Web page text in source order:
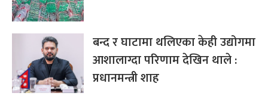
बन्द र घाटामा थलिएका केही उद्योगमा
आशालाग्दा परिणाम देखिन थाले :
प्रधानमन्त्री शाह